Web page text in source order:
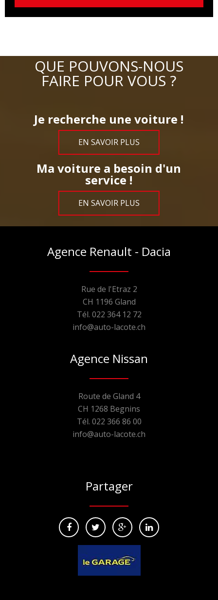
QUE POUVONS-NOUS
FAIRE POUR VOUS ?
Je recherche une voiture !
EN SAVOIR PLUS
Ma voiture a besoin d'un
service !
EN SAVOIR PLUS
Agence Renault - Dacia
Rue de l'Etraz 2
CH 1196 Gland
Tél. 022 364 12 72
info@auto-lacote.ch
Agence Nissan
Route de Gland 4
CH 1268 Begnins
Tél. 022 366 86 00
info@auto-lacote.ch
Partager